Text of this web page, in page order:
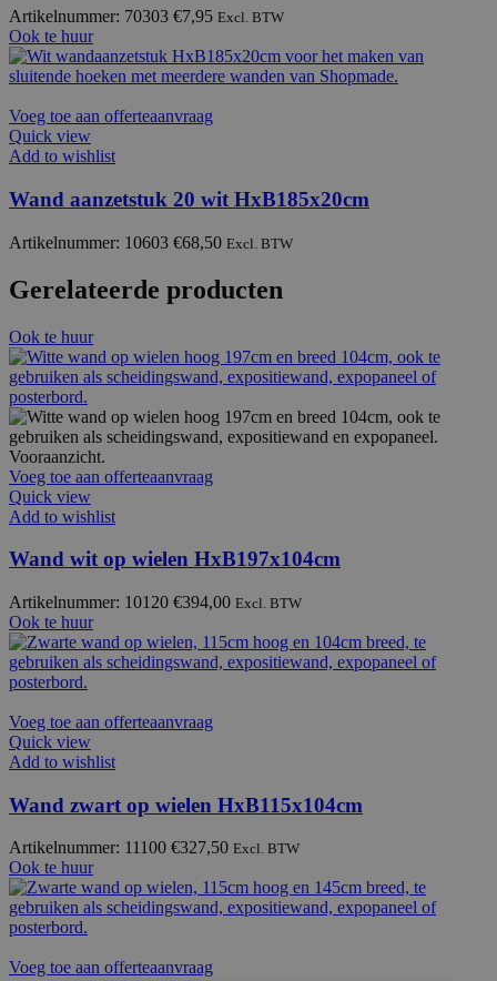
Artikelnummer: 70303 €7,95 Excl. BTW
Ook te huur
Voeg toe aan offerteaanvraag
Quick view
Add to wishlist
Wand aanzetstuk 20 wit HxB185x20cm
Artikelnummer: 10603 €68,50 Excl. BTW
Gerelateerde producten
Ook te huur
Voeg toe aan offerteaanvraag
Quick view
Add to wishlist
Wand wit op wielen HxB197x104cm
Artikelnummer: 10120 €394,00 Excl. BTW
Ook te huur
Voeg toe aan offerteaanvraag
Quick view
Add to wishlist
Wand zwart op wielen HxB115x104cm
Artikelnummer: 11100 €327,50 Excl. BTW
Ook te huur
Voeg toe aan offerteaanvraag